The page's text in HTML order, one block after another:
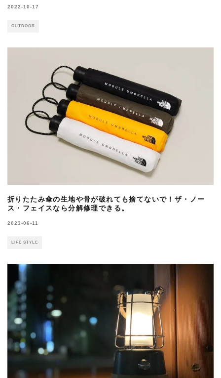
2022-10-17
OUTDOOR
折りたたみ傘の生地や骨が破れても捨てないで！ザ・ノー
ス・フェイスなら分解修理できる。
2023-06-11
LIFE STYLE